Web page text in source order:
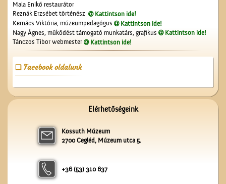
A régi ceglédi evangélikus
iskola
Ünnepi Kossuth Hét
Cegléden 1948-ban
Mala Enikő restaurátor
Reznák Erzsébet történész
Kattintson ide!
Kernács Viktória, múzeumpedagógus
Kattintson ide!
Nagy Ágnes, működést támogató munkatárs, grafikus
Kattintson ide!
Tánczos Tibor webmester
Kattintson ide!
Facebook oldalunk
Elérhetőségeink
Kossuth Múzeum
2700 Cegléd, Múzeum utca 5.
+36 (53) 310 637